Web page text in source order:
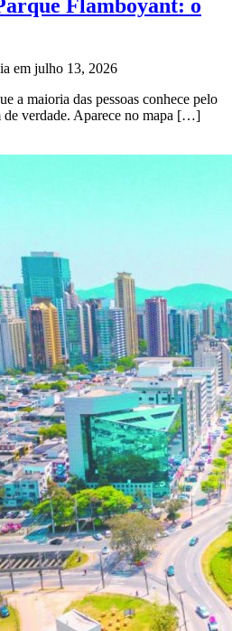
Flamboyant: o
em julho 13, 2026
a maioria das pessoas conhece pelo
de verdade. Aparece no mapa […]